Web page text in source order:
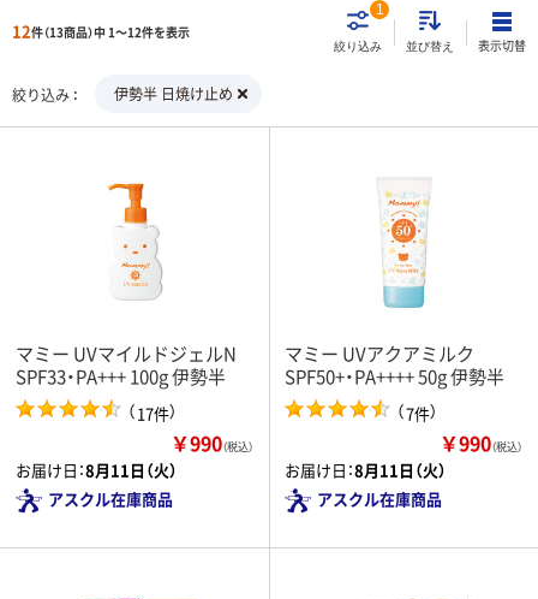
12件（13商品）中 1～12件を表示
絞り込み
1
並び替え 表示切替
絞り込み 伊勢半 日焼け止め
マミー UVマイルドジェルN
SPF33・PA+++ 100g 伊勢半
（17件）
￥990（税込）
お届け日：8月11日（火）
アスクル在庫商品
マミー UVアクアミルク
SPF50+・PA++++ 50g 伊勢半
（7件）
￥990（税込）
お届け日：8月11日（火）
アスクル在庫商品